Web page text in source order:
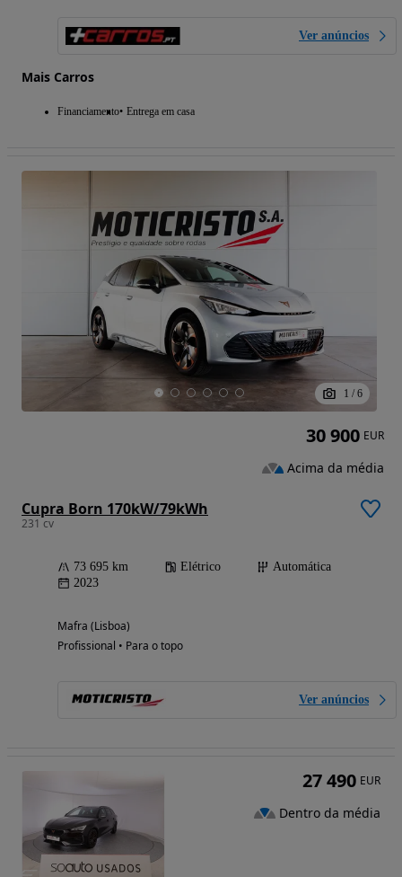
Ver anúncios
Mais Carros
Financiamento Entrega em casa
1 / 6
Cupra Born 170kW/79kWh
231 cv
73 695 km Elétrico
Automática
2023
Mafra (Lisboa)
Profissional • Para o topo
Ver anúncios
30 900 EUR
Acima da média
27 490 EUR
Dentro da média